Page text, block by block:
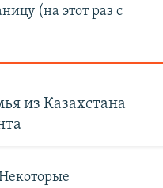
(на этот раз с
из Казахстана